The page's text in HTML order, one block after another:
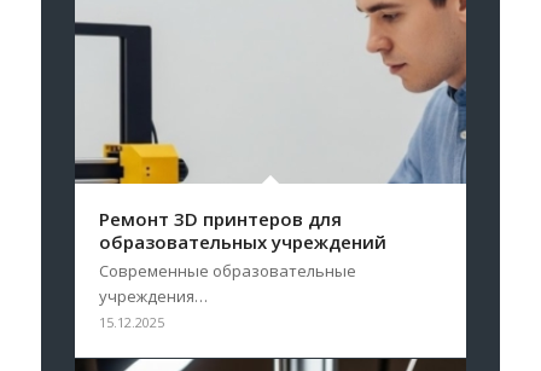
Ремонт 3D принтеров для
образовательных учреждений
Современные образовательные
учреждения…
15.12.2025